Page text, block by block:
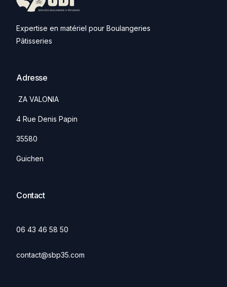
Expertise en matériel pour Boulangeries
Pâtisseries
Adresse
ZA VALONIA
4 Rue Denis Papin
35580
Guichen
Contact
06 43 46 58 50
contact@sbp35.com